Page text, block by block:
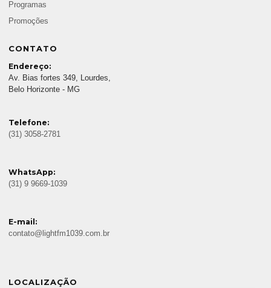
Programas
Promoções
CONTATO
Endereço:
Av. Bias fortes 349, Lourdes,
Belo Horizonte - MG
Telefone:
(31) 3058-2781
WhatsApp:
(31) 9 9669-1039
E-mail:
contato@lightfm1039.com.br
LOCALIZAÇÃO